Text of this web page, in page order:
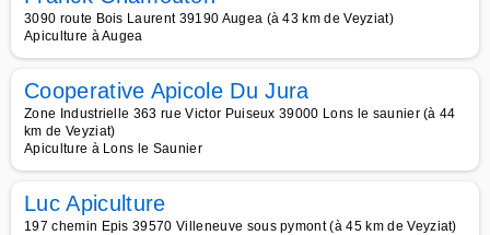
3090 route Bois Laurent 39190 Augea (à 43 km de Veyziat)
Apiculture à Augea
Cooperative Apicole Du Jura
Zone Industrielle 363 rue Victor Puiseux 39000 Lons le saunier (à 44
km de Veyziat)
Apiculture à Lons le Saunier
Luc Apiculture
197 chemin Epis 39570 Villeneuve sous pymont (à 45 km de Veyziat)